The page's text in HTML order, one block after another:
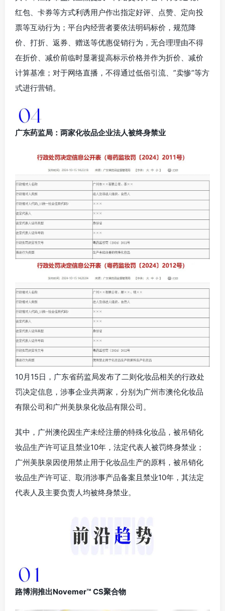
红包、卡券等方式利诱用户作出指定好评、点赞、定向投
票等互动行为；平台内经营者要依法明码标价，规范降
价、打折、返券、赠送等优惠促销行为，无合理理由不得
在折价、减价前临时显著提高标示价格并作为折价、减价
计算基准；对于网络直播，不得通过低俗引流、”卖惨”等方
式进行营销。
广东药监局：两家化妆品企业法人被终身禁业
10月15日，广东省药监局发布了二则化妆品相关的行政处
罚决定信息，涉事企业共两家，分别为广州市澳伦化妆品
有限公司和广州美肤泉化妆品有限公司。
其中，广州澳伦因生产未经注册的特殊化妆品，被吊销化
妆品生产许可证且禁业10年，法定代表人被罚终身禁业；
广州美肤泉因使用禁止用于化妆品生产的原料，被吊销化
妆品生产许可证、取消涉事产品备案且禁业10年，其法定
代表人及主要负责人均被终身禁业。
路博润推出Novemer™ CS聚合物